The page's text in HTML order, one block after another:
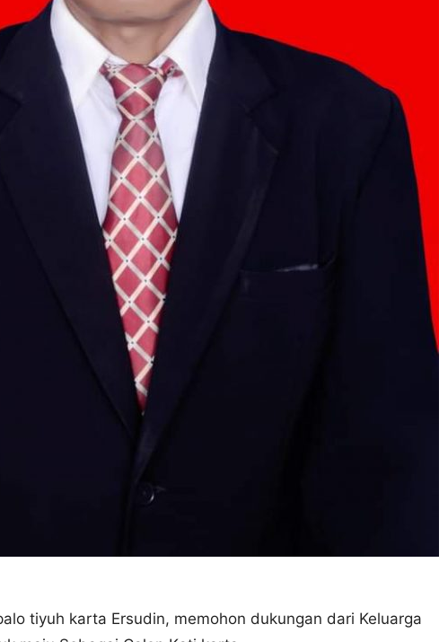
tiyuh karta Ersudin, memohon dukungan dari Keluarga